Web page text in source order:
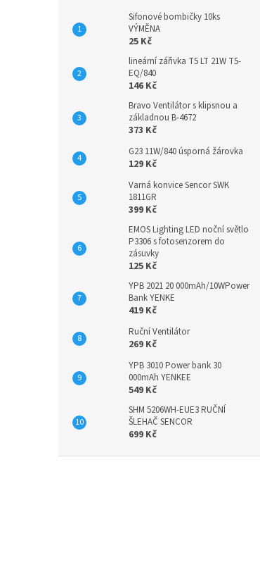
Sifonové bombičky 10ks
VÝMĚNA
25 Kč
lineární zářivka T5 LT 21W T5-
EQ/840
146 Kč
Bravo Ventilátor s klipsnou a
základnou B-4672
373 Kč
G23 11W/840 úsporná žárovka
129 Kč
Varná konvice Sencor SWK
1811GR
399 Kč
EMOS Lighting LED noční světlo
P3306 s fotosenzorem do
zásuvky
125 Kč
YPB 2021 20 000mAh/10WPower
Bank YENKE
419 Kč
Ruční Ventilátor
269 Kč
YPB 3010 Power bank 30
000mAh YENKEE
549 Kč
SHM 5206WH-EUE3 RUČNÍ
ŠLEHAČ SENCOR
699 Kč